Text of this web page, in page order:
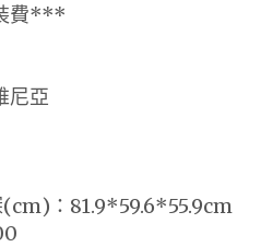
費***
尼亞
：81.9*59.6*55.9cm